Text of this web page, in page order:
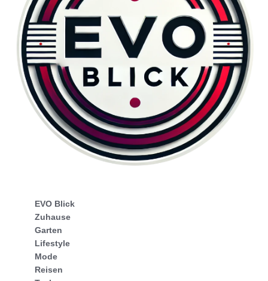
EVO Blick
Zuhause
Garten
Lifestyle
Mode
Reisen